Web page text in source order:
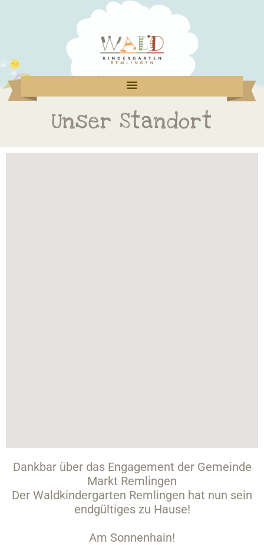
Unser Standort
Dankbar über das Engagement der Gemeinde
Markt Remlingen
Der Waldkindergarten Remlingen hat nun sein
endgültiges zu Hause!
Am Sonnenhain!